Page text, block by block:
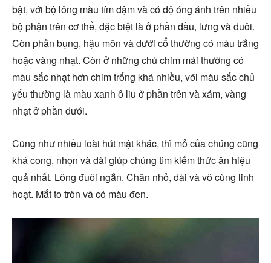
bật, với bộ lông màu tím đậm và có độ óng ánh trên nhiều
bộ phận trên cơ thể, đặc biệt là ở phần đầu, lưng và đuôi.
Còn phần bụng, hậu môn và dưới cổ thường có màu trắng
hoặc vàng nhạt. Còn ở những chú chim mái thường có
màu sắc nhạt hơn chim trống khá nhiều, với màu sắc chủ
yếu thường là màu xanh ô liu ở phần trên và xám, vàng
nhạt ở phần dưới.
Cũng như nhiều loài hút mật khác, thì mỏ của chúng cũng
khá cong, nhọn và dài giúp chúng tìm kiếm thức ăn hiệu
quả nhất. Lông đuôi ngắn. Chân nhỏ, dài và vô cùng linh
hoạt. Mắt to tròn và có màu đen.